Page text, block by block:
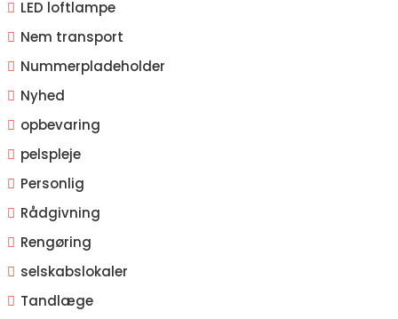
LED loftlampe
Nem transport
Nummerpladeholder
Nyhed
opbevaring
pelspleje
Personlig
Rådgivning
Rengøring
selskabslokaler
Tandlæge